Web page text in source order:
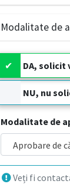
Modalitate de
DA, solicit
NU, nu
Modalitate de
Aprobare de
Veți fi